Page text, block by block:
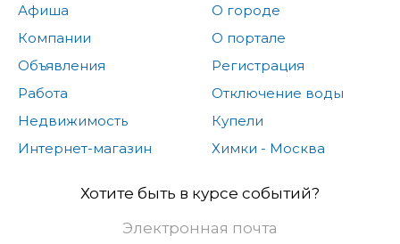
Афиша
Компании
Объявления
Работа
Недвижимость
Интернет-магазин
О городе
О портале
Регистрация
Отключение воды
Купели
Химки - Москва
Хотите быть в курсе событий?